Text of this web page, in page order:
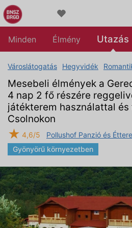
Minden Élmény Utazás
Városlátogatás Hegyvidék
Mesebeli élmények a
4 nap 2 fő részére
játékterem használattal
Csolnokon
★ 4,6/5
Pollushof Panzió és
Gyönyörű környezetben